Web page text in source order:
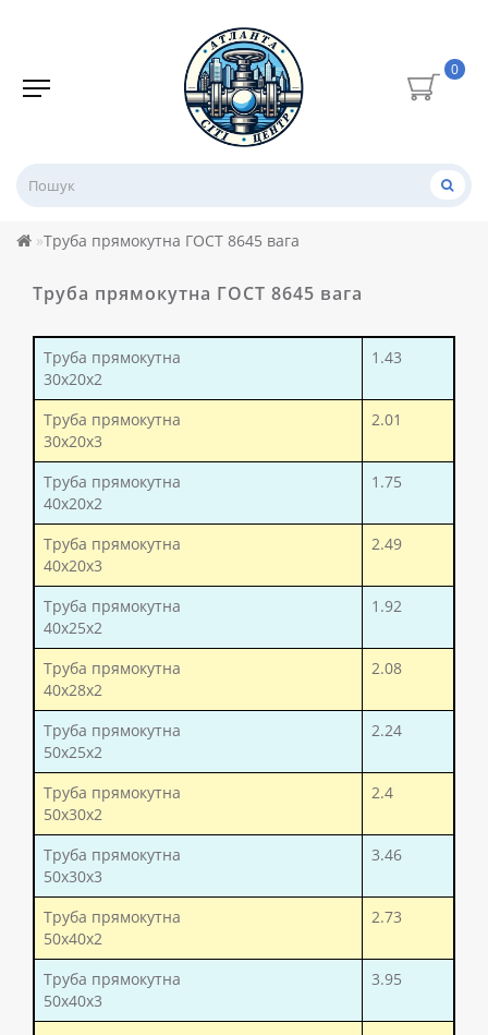
0
Труба прямокутна ГОСТ 8645 вага
Труба прямокутна ГОСТ 8645 вага
Труба прямокутна
30x20x2
1.43
Труба прямокутна
30x20x3
2.01
Труба прямокутна
40x20x2
1.75
Труба прямокутна
40x20x3
2.49
Труба прямокутна
40x25x2
1.92
Труба прямокутна
40x28x2
2.08
Труба прямокутна
50x25x2
2.24
Труба прямокутна
50x30x2
2.4
Труба прямокутна
50x30x3
3.46
Труба прямокутна
50x40x2
2.73
Труба прямокутна
50x40x3
3.95